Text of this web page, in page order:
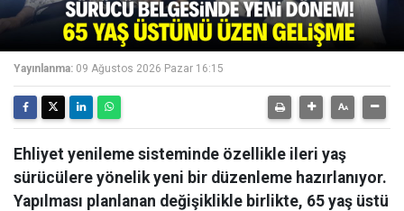
Yayınlanma: 09 Ağustos 2026 Pazar 16:15
Ehliyet yenileme sisteminde özellikle ileri yaş
sürücülere yönelik yeni bir düzenleme hazırlanıyor.
Yapılması planlanan değişiklikle birlikte, 65 yaş üstü